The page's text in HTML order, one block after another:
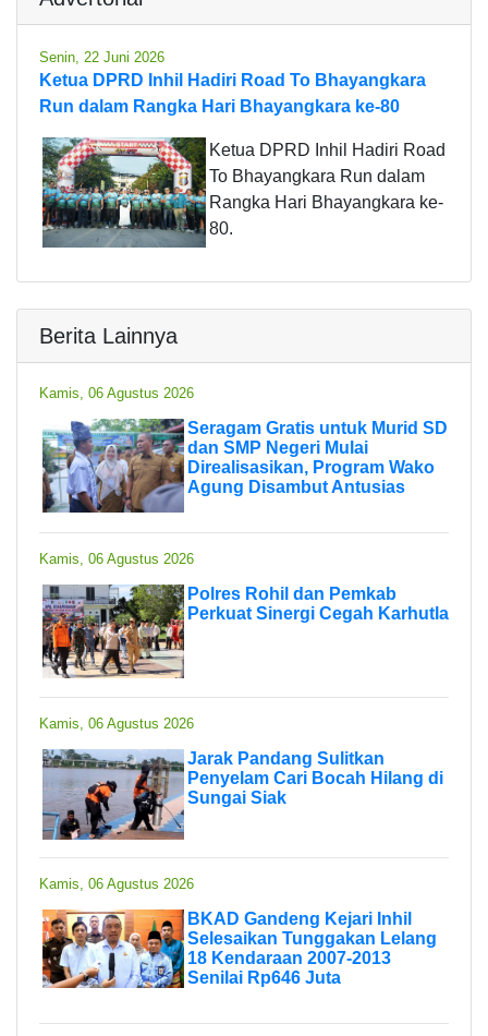
Senin, 22 Juni 2026
Ketua DPRD Inhil Hadiri Road To Bhayangkara
Run dalam Rangka Hari Bhayangkara ke-80
Ketua DPRD Inhil Hadiri Road
To Bhayangkara Run dalam
Rangka Hari Bhayangkara ke-
80.
Berita Lainnya
Kamis, 06 Agustus 2026
Seragam Gratis untuk Murid SD
dan SMP Negeri Mulai
Direalisasikan, Program Wako
Agung Disambut Antusias
Kamis, 06 Agustus 2026
Polres Rohil dan Pemkab
Perkuat Sinergi Cegah Karhutla
Kamis, 06 Agustus 2026
Jarak Pandang Sulitkan
Penyelam Cari Bocah Hilang di
Sungai Siak
Kamis, 06 Agustus 2026
BKAD Gandeng Kejari Inhil
Selesaikan Tunggakan Lelang
18 Kendaraan 2007-2013
Senilai Rp646 Juta